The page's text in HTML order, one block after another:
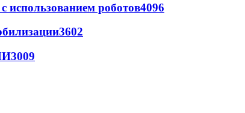
роботов4096
3602
3009